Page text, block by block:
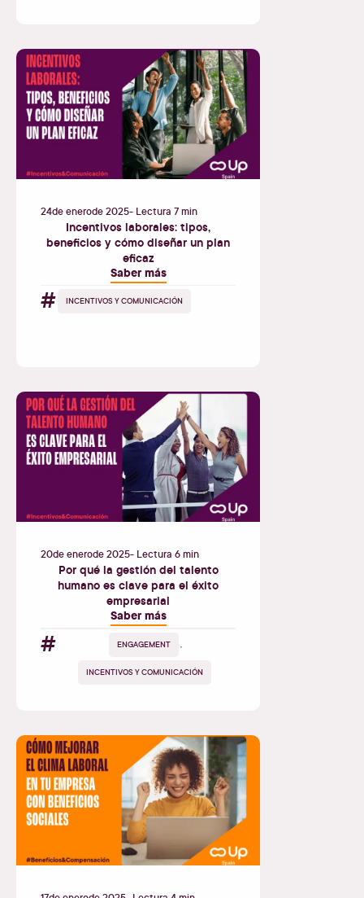
24deenerode2025- Lectura 7 min
Incentivos laborales: tipos,
beneficios y cómo diseñar un plan
eficaz
Saber más
# INCENTIVOS Y COMUNICACIÓN
20deenerode2025- Lectura 6 min
Por qué la gestión del talento
humano es clave para el éxito
empresarial
Saber más
# ENGAGEMENT
INCENTIVOS Y COMUNICACIÓN